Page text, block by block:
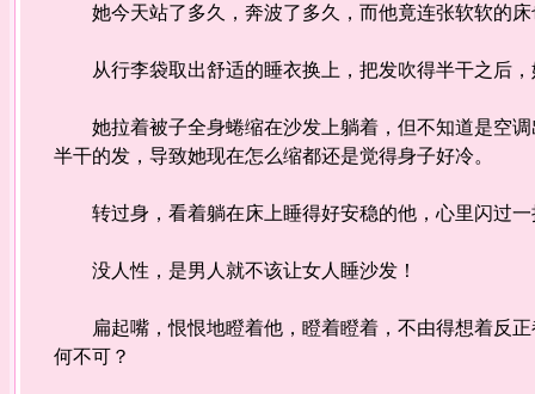
她今天站了多久，奔波了多久，而他竟连张软软的床
从行李袋取出舒适的睡衣换上，把发吹得半干之后，
她拉着被子全身蜷缩在沙发上躺着，但不知道是空调
半干的发，导致她现在怎么缩都还是觉得身子好冷。
转过身，看着躺在床上睡得好安稳的他，心里闪过一
没人性，是男人就不该让女人睡沙发！
扁起嘴，恨恨地瞪着他，瞪着瞪着，不由得想着反正
何不可？